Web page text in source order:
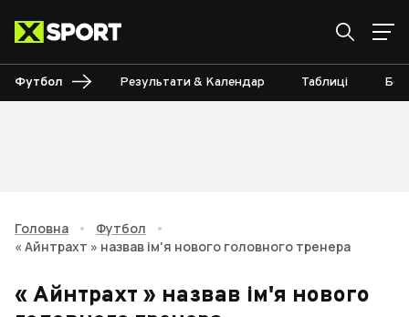
Футбол Результати & Календар Таблиці
Головна • Футбол
•
« Айнтрахт » назвав ім'я нового головного тренера
« Айнтрахт » назвав ім'я нового